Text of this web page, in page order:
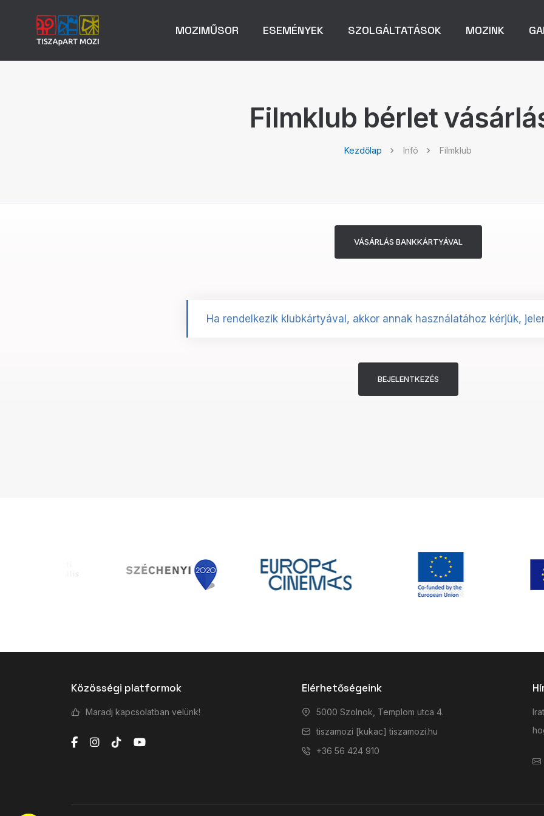
MOZIMŰSOR ESEMÉNYEK SZOLGÁLTATÁSOK MOZINK
Filmklub bérlet
Kezdőlap Infó Filmklub
Ha rendelkezik klubkártyával, akkor annak használatához kérjük,
BEJELENTKEZÉS
Közösségi platformok
Maradj kapcsolatban velünk!
Elérhetőségeink
5000 Szolnok, Templom utca 4.
tiszamozi [kukac] tiszamozi.hu
+36 56 424 910